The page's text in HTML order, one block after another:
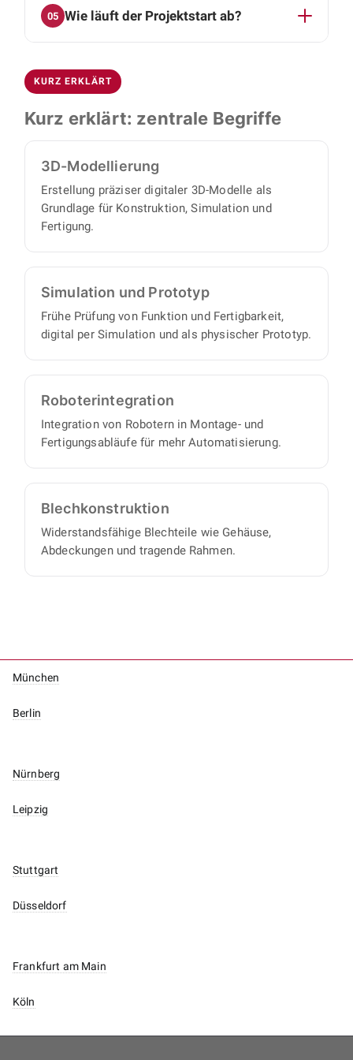
Montagesysteme, Zuführ- und Fördertechnik
sowie Lösungen zur Roboterintegration.
Blechkonstruktionen für Gehäuse und
Abdeckungen.
05 Wie läuft der Projektstart ab?
Zunächst lernen wir uns in einer
Videokonferenz kennen und klären, ob Aufgabe
und Zusammenarbeit zueinander passen. Im
zweiten Termin besprechen wir die technischen
übernimmt BOJKO die Umsetzung vollständig:
Einen eigenen Projektmanager brauchen Sie
nicht, denn wir arbeiten proaktiv und
eigenverantwortlich und liefern einen
vollständigen Satz an Konstruktionsunterlagen,
mit minimalem Abstimmungs- und
Aufsichtsaufwand auf Ihrer Seite.
KURZ ERKLÄRT
Kurz erklärt: zentrale Begriffe
3D-Modellierung
Erstellung präziser digitaler 3D-Modelle als
Grundlage für Konstruktion, Simulation und
Fertigung.
Simulation und Prototyp
Frühe Prüfung von Funktion und Fertigbarkeit,
digital per Simulation und als physischer Prototyp.
Roboter­integration
Integration von Robotern in Montage- und
Fertigungsabläufe für mehr Automatisierung.
Blech­konstruktion
Widerstandsfähige Blechteile wie Gehäuse,
Abdeckungen und tragende Rahmen.
München
Berlin
Nürnberg
Leipzig
Stuttgart
Düsseldorf
Frankfurt am Main
Köln